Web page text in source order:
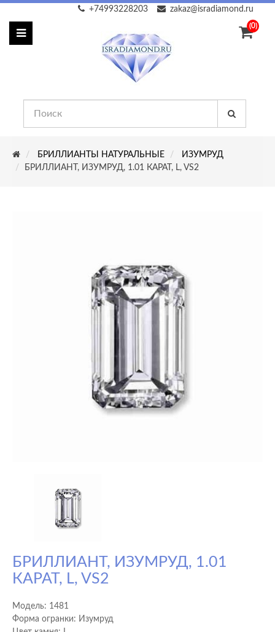
zakaz@isradiamond.ru
+74993228203
(0)
БРИЛЛИАНТЫ НАТУРАЛЬНЫЕ
ИЗУМРУД
БРИЛЛИАНТ, ИЗУМРУД, 1.01 КАРАТ, L, VS2
БРИЛЛИАНТ, ИЗУМРУД, 1.01
КАРАТ, L, VS2
Модель: 1481
Форма огранки: Изумруд